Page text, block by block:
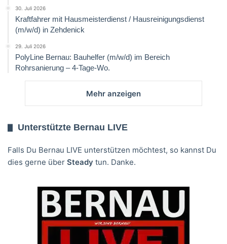
30. Juli 2026
Kraftfahrer mit Hausmeisterdienst / Hausreinigungsdienst
(m/w/d) in Zehdenick
29. Juli 2026
PolyLine Bernau: Bauhelfer (m/w/d) im Bereich
Rohrsanierung – 4-Tage-Wo.
Mehr anzeigen
Unterstützte Bernau LIVE
Falls Du Bernau LIVE unterstützen möchtest, so kannst Du
dies gerne über Steady tun. Danke.